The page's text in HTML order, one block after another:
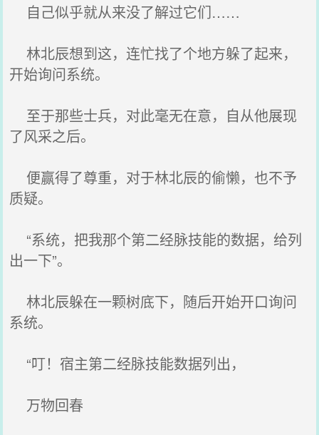
自己似乎就从来没了解过它们……
林北辰想到这，连忙找了个地方躲了起来，
开始询问系统。
至于那些士兵，对此毫无在意，自从他展现
了风采之后。
便赢得了尊重，对于林北辰的偷懒，也不予
质疑。
“系统，把我那个第二经脉技能的数据，给列
出一下”。
林北辰躲在一颗树底下，随后开始开口询问
系统。
“叮！宿主第二经脉技能数据列出，
万物回春